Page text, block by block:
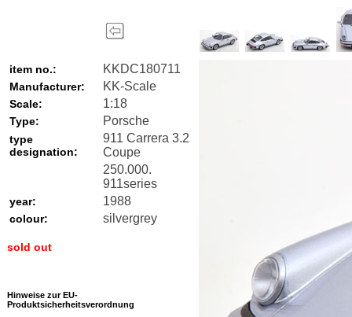
item no.: KKDC180711
Manufacturer: KK-Scale
Scale: 1:18
Type: Porsche
type
designation:
911 Carrera 3.2
Coupe
250.000.
911series
year: 1988
colour: silvergrey
sold out
Hinweise zur EU-
Produktsicherheitsverordnung